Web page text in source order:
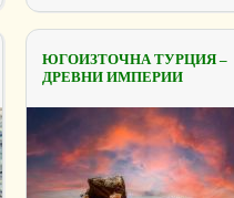
ЮГОИЗТОЧНА ТУРЦИЯ –
ДРЕВНИ ИМПЕРИИ